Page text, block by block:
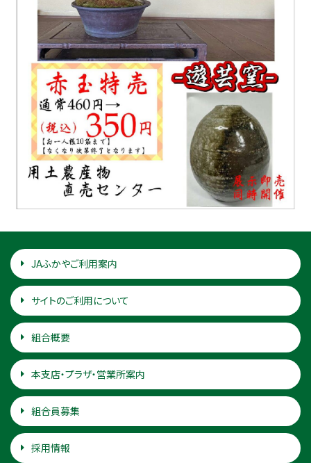
JAふかやご利用案内
サイトのご利用について
組合概要
本支店・プラザ・営業所案内
組合員募集
採用情報